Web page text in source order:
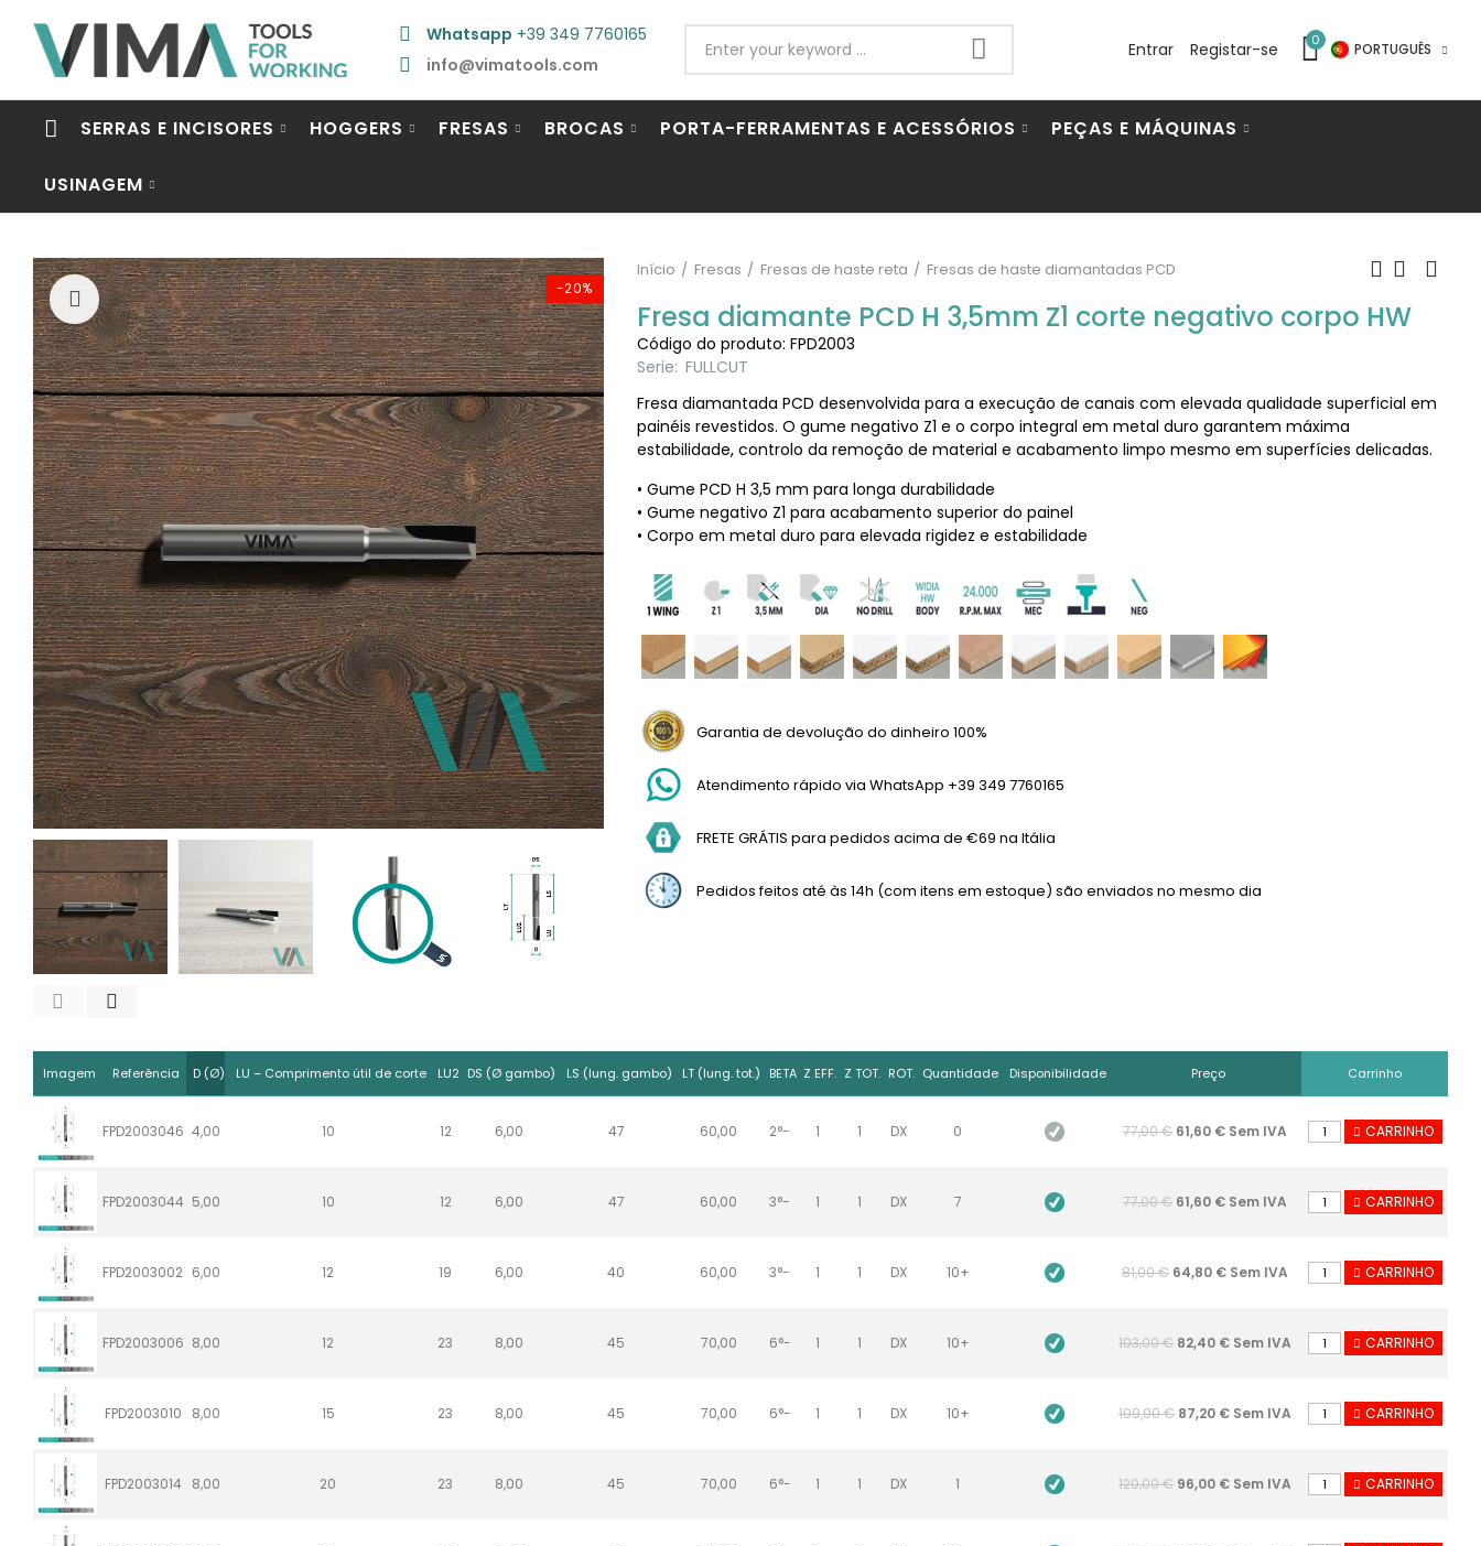
Whatsapp +39 349 7760165
info@vimatools.com
Entrar Registar-se 0
PORTUGUÊS
SERRAS E INCISORES HOGGERS FRESAS BROCAS PORTA-FERRAMENTAS E ACESSÓRIOS PEÇAS E MÁQUINAS
USINAGEM
-20%
Click to enlarge
Início Fresas Fresas de haste reta Fresas de haste diamantadas PCD
Fresa diamante PCD H 3,5mm Z1 corte negativo corpo HW
Código do produto: FPD2003
Serie: FULLCUT
Fresa diamantada PCD desenvolvida para a execução de canais com elevada qualidade superficial em
painéis revestidos. O gume negativo Z1 e o corpo integral em metal duro garantem máxima
estabilidade, controlo da remoção de material e acabamento limpo mesmo em superfícies delicadas.
• Gume PCD H 3,5 mm para longa durabilidade
• Gume negativo Z1 para acabamento superior do painel
• Corpo em metal duro para elevada rigidez e estabilidade
Garantia de devolução do dinheiro 100%
Atendimento rápido via WhatsApp +39 349 7760165
FRETE GRÁTIS para pedidos acima de €69 na Itália
Pedidos feitos até às 14h (com itens em estoque) são enviados no mesmo dia
Imagem Referência D (Ø) LU – Comprimento útil de corte LU2 DS (Ø gambo) LS (lung. gambo) LT (lung. tot.) BETA Z EFF. Z TOT. ROT. Quantidade Disponibilidade Preço Carrinho
FPD2003046 4,00 10 12 6,00 47 60,00 2°- 1 1 DX 0 77,00 € 61,60 € Sem IVA CARRINHO
FPD2003044 5,00 10 12 6,00 47 60,00 3°- 1 1 DX 7 77,00 € 61,60 € Sem IVA CARRINHO
FPD2003002 6,00 12 19 6,00 40 60,00 3°- 1 1 DX 10+ 81,00 € 64,80 € Sem IVA CARRINHO
FPD2003006 8,00 12 23 8,00 45 70,00 6°- 1 1 DX 10+ 103,00 € 82,40 € Sem IVA CARRINHO
FPD2003010 8,00 15 23 8,00 45 70,00 6°- 1 1 DX 10+ 109,00 € 87,20 € Sem IVA CARRINHO
FPD2003014 8,00 20 23 8,00 45 70,00 6°- 1 1 DX 1 120,00 € 96,00 € Sem IVA CARRINHO